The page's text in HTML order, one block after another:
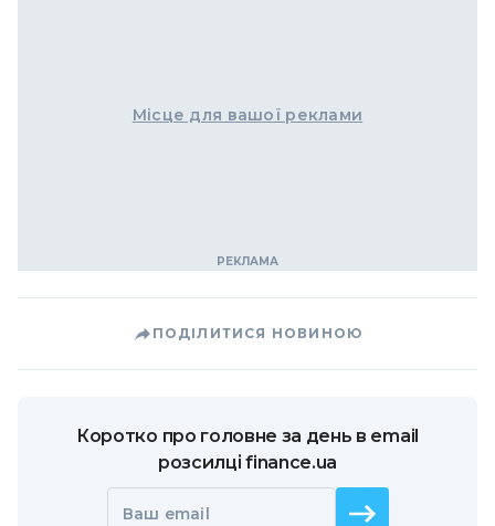
Місце для вашої реклами
ПОДІЛИТИСЯ НОВИНОЮ
Коротко про головне за день в email
розсилці finance.ua
Ваш email